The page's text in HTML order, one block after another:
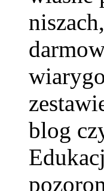
blog